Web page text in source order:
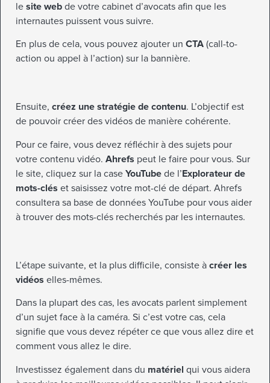
le site web de votre cabinet d’avocats afin que les
internautes puissent vous suivre.
En plus de cela, vous pouvez ajouter un CTA (call-to-
action ou appel à l’action) sur la bannière.
Ensuite, créez une stratégie de contenu. L’objectif est
de pouvoir créer des vidéos de manière cohérente.
Pour ce faire, vous devez réfléchir à des sujets pour
votre contenu vidéo. Ahrefs peut le faire pour vous. Sur
le site, cliquez sur la case YouTube de l’Explorateur de
mots-clés et saisissez votre mot-clé de départ. Ahrefs
consultera sa base de données YouTube pour vous aider
à trouver des mots-clés recherchés par les internautes.
L’étape suivante, et la plus difficile, consiste à créer les
vidéos elles-mêmes.
Dans la plupart des cas, les avocats parlent simplement
d’un sujet face à la caméra. Si c’est votre cas, cela
signifie que vous devez répéter ce que vous allez dire et
comment vous allez le dire.
Investissez également dans du matériel qui vous aidera